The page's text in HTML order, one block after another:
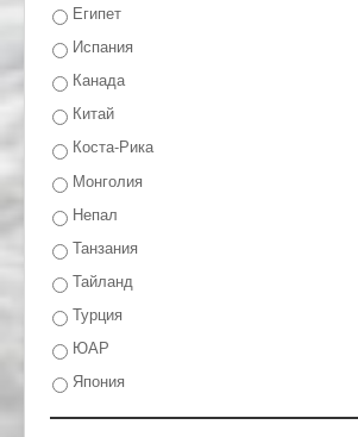
Египет
Испания
Канада
Китай
Коста-Рика
Монголия
Непал
Танзания
Тайланд
Турция
ЮАР
Япония